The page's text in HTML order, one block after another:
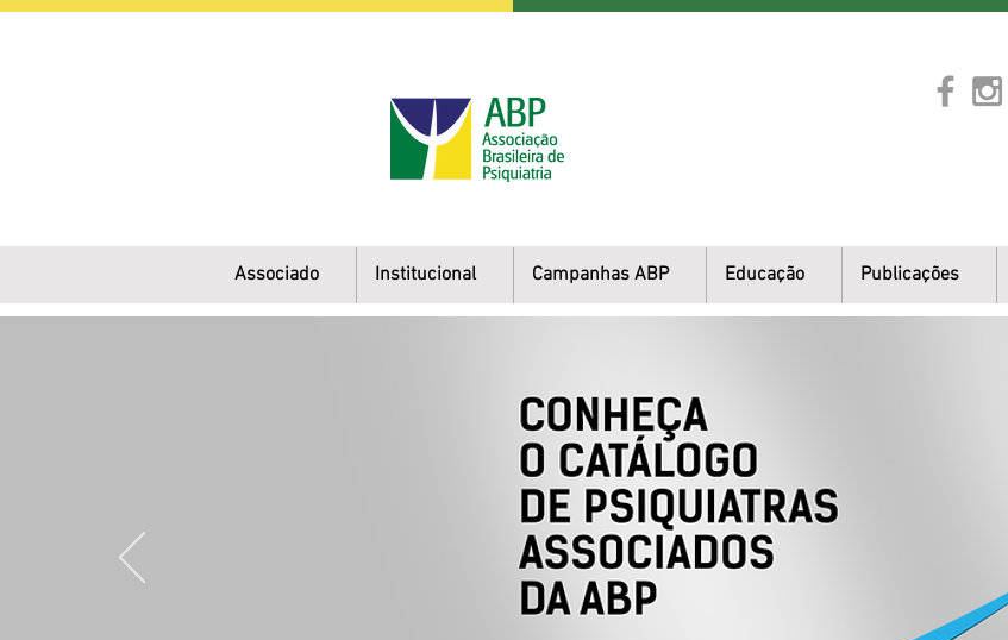
Associado Institucional Campanhas ABP Educação Publicações